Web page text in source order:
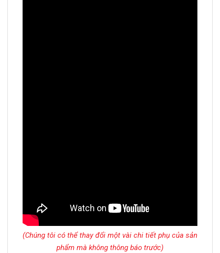
(Chúng tôi có thể thay đổi một vài chi tiết phụ của sản
phẩm mà không thông báo trước)